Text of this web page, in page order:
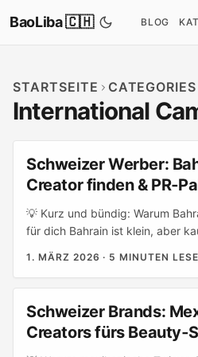
BaoLiba 🇨🇭 BLOG
STARTSEITE CATEGORIES
International
Schweizer Werber:
Creator finden &
💡 Kurz und bündig: Warum
für dich Bahrain ist klein, aber
Marken, die ins GCC‑Umfeld
Kurzvideo‑Mechaniken und
relevant und werden in der
adaptierbar (Quelle:
1. MÄRZ 2026 · 5 MINUTEN
Schweizer Brands:
Creators fürs